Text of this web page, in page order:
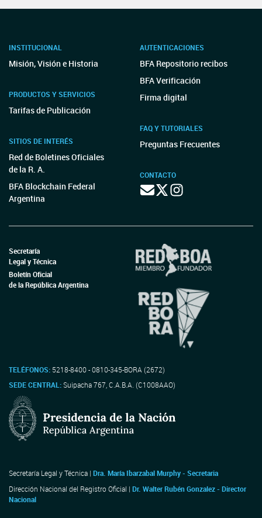
INSTITUCIONAL
Misión, Visión e Historia
PRODUCTOS Y SERVICIOS
Tarifas de Publicación
SITIOS DE INTERÉS
Red de Boletines Oficiales
de la R. A.
BFA Blockchain Federal
Argentina
AUTENTICACIONES
BFA Repositorio recibos
BFA Verificación
Firma digital
FAQ Y TUTORIALES
Preguntas Frecuentes
CONTACTO
Secretaría
Legal y Técnica
Boletín Oficial
de la República Argentina
TELÉFONOS: 5218-8400 - 0810-345-BORA (2672)
SEDE CENTRAL:Suipacha 767, C.A.B.A. (C1008AAO)
Secretaría Legal y Técnica | Dra. María Ibarzabal Murphy - Secretaria
Dirección Nacional del Registro Oficial | Dr. Walter Rubén Gonzalez - Director
Nacional